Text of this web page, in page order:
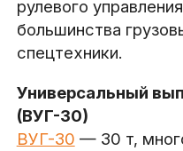
рулевого
большинства
спецтехники.
Универсальный
(ВУГ-30)
ВУГ-30 — 30 т,